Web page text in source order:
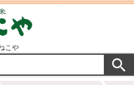
こや